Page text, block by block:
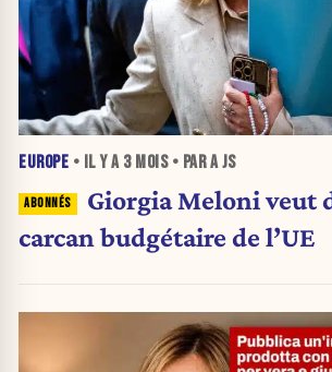
EUROPE • IL Y A 3 MOIS• PAR A JS
Giorgia Meloni veut
carcan budgétaire de l’UE